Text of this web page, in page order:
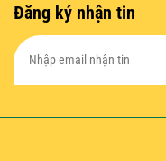
Đăng ký nhận tin